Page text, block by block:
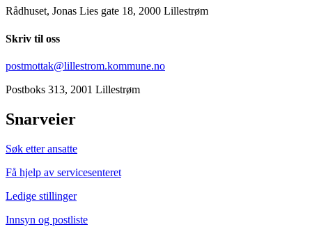
Rådhuset, Jonas Lies gate 18, 2000 Lillestrøm
Skriv til oss
postmottak@lillestrom.kommune.no
Postboks 313, 2001 Lillestrøm
Snarveier
Søk etter ansatte
Få hjelp av servicesenteret
Ledige stillinger
Innsyn og postliste